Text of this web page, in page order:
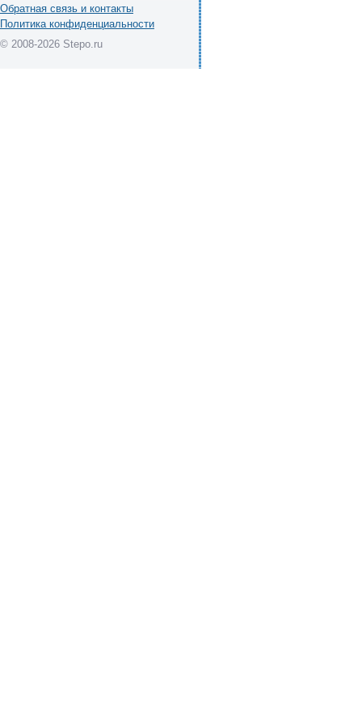
Обратная связь и контакты
Политика конфиденциальности
© 2008-2026 Stepo.ru